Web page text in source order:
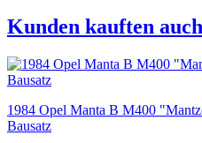
Kunden kauften auch
1984 Opel Manta B M400
Bausatz